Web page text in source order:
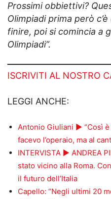
Prossimi obbiettivi?
Olimpiadi prima però
finire, poi si comincia a
Olimpiadi”.
ISCRIVITI AL NOSTRO
LEGGI ANCHE:
Antonio Giuliani ► “Così
facevo l’operaio, ma al
INTERVISTA ► ANDREA
stato vicino alla Roma.
il futuro dell’Italia
Capello: “Negli ultimi 20